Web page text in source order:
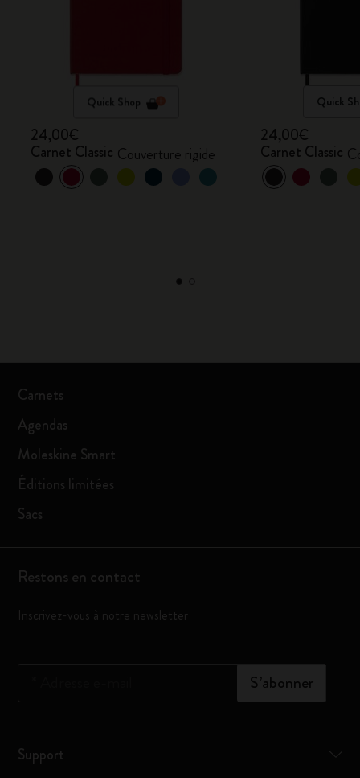
Quick Shop
24,00€
Carnet Classic Couverture rigide
Quick
24,00€
Carnet Classic
Carnets
Agendas
Moleskine Smart
Éditions limitées
Sacs
Restons en contact
Inscrivez-vous à notre newsletter
S’abonner
Support